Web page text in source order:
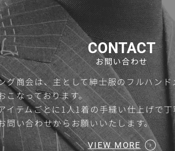
CONTACT
お問い合わせ
グ商会は、主として紳士服のフルハン
こなっております。
イテムごとに1人1着の手縫い仕上げで丁
問い合わせからお願いいたします。
VIEW MORE